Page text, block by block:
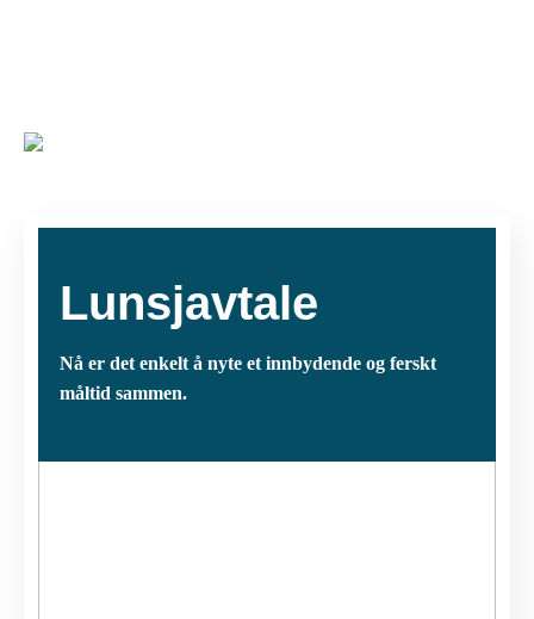
Lunsjavtale
Nå er det enkelt å nyte et innbydende og ferskt
måltid sammen.